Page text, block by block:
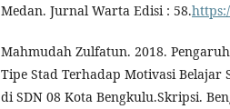
Medan. Jurnal Warta Edisi : 58.
Mahmudah Zulfatun. 2018.
Tipe Stad Terhadap Motivasi Belajar
di SDN 08 Kota Bengkulu.Skripsi.